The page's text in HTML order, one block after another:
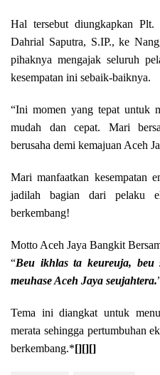
Hal tersebut diungkapkan
Dahrial Saputra, S.IP., ke
pihaknya mengajak seluruh
kesempatan ini sebaik-baiknya.
“Ini momen yang tepat untuk
mudah dan cepat. Mari
berusaha demi kemajuan Aceh
Mari manfaatkan kesempatan
jadilah bagian dari pelaku
berkembang!
Motto Aceh Jaya Bangkit
“Beu ikhlas ta keureuja, beu
meuhase Aceh Jaya seujahtera.
Tema ini diangkat untuk
merata sehingga pertumbuhan
berkembang.*[][][]